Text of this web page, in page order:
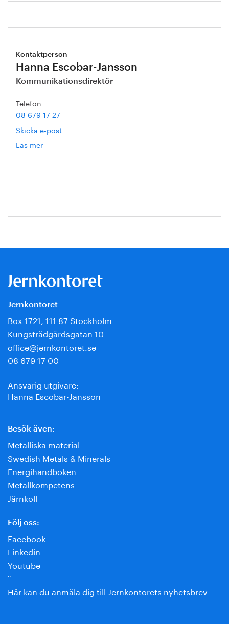
Kontaktperson
Hanna Escobar-Jansson
Kommunikationsdirektör
Telefon
08 679 17 27
Skicka e-post
Läs mer
Jernkontoret
Box 1721, 111 87 Stockholm
Kungsträdgårdsgatan 10
office@jernkontoret.se
08 679 17 00
Ansvarig utgivare:
Hanna Escobar-Jansson
Besök även:
Metalliska material
Swedish Metals & Minerals
Energihandboken
Metallkompetens
Järnkoll
Följ oss:
Facebook
Linkedin
Youtube
¨
Här kan du anmäla dig till Jernkontorets nyhetsbrev